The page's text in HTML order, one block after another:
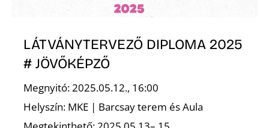
LÁTVÁNYTERVEZŐ DIPLOMA 2025
# JÖVŐKÉPZŐ
Megnyitó: 2025.05.12., 16:00
Helyszín: MKE | Barcsay terem és Aula